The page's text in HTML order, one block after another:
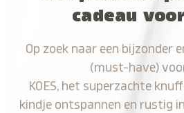
cadeau
Op zoek naar een bijzonder
(must-have)
KOES, het superzachte
kindje ontspannen en rustig